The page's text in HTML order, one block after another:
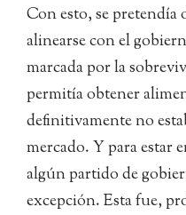
Con esto, se pretendía
alinearse con el
marcada por la
permitía obtener
definitivamente no
mercado. Y para estar
algún partido de
excepción. Esta fue,